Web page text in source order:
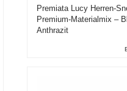
Premiata Lucy Herren-
Premium-Materialmix –
Anthrazit